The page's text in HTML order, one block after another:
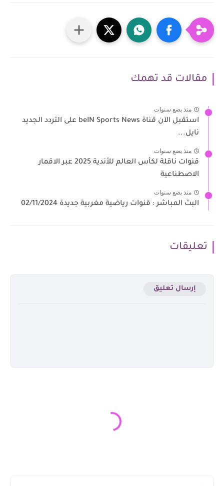
مقالات قد تهمك
منذ بضع سنوات
استقبل الآن قناة beIN Sports News على التردد الجديد
نايل...
منذ بضع سنوات
قنوات ناقلة لكأس العالم للأندية 2025 عبر الاقمار
الاصطناعية
منذ بضع سنوات
البث المباشر : قنوات رياضية مغربية جديدة 02/11/2024
تعليقات
إرسال تعليق